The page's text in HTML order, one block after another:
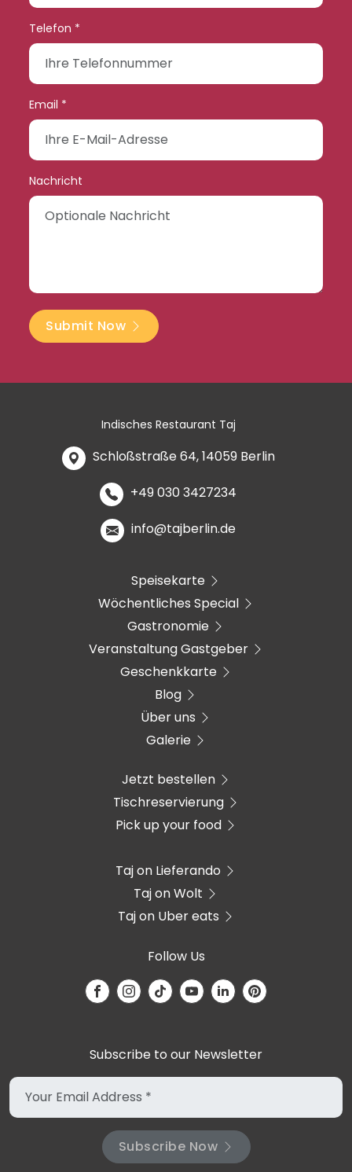
Telefon *
Email *
Nachricht
Submit Now
Indisches Restaurant Taj
Schloßstraße 64, 14059 Berlin
+49 030 3427234
info@tajberlin.de
Speisekarte
Wöchentliches Special
Gastronomie
Veranstaltung Gastgeber
Geschenkkarte
Blog
Über uns
Galerie
Jetzt bestellen
Tischreservierung
Pick up your food
Taj on Lieferando
Taj on Wolt
Taj on Uber eats
Follow Us
Subscribe to our Newsletter
Subscribe Now